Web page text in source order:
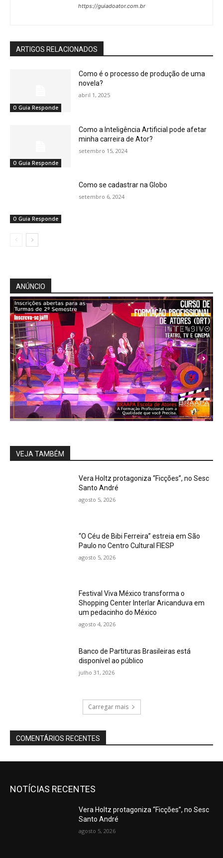
https://guiadoator.com.br
ARTIGOS RELACIONADOS
O Guia Responde
Como é o processo de produção de uma
novela?
abril 1, 2025
O Guia Responde
Como a Inteligência Artificial pode afetar
minha carreira de Ator?
setembro 15, 2024
O Guia Responde
Como se cadastrar na Globo
setembro 6, 2024
ANÚNCIO
VEJA TAMBÉM
Vera Holtz protagoniza “Ficções”, no Sesc
Santo André
agosto 5, 2026
“O Céu de Bibi Ferreira” estreia em São
Paulo no Centro Cultural FIESP
agosto 5, 2026
Festival Viva México transforma o
Shopping Center Interlar Aricanduva em
um pedacinho do México
agosto 4, 2026
Banco de Partituras Brasileiras está
disponível ao público
julho 31, 2026
Carregar mais
COMENTÁRIOS RECENTES
NOTÍCIAS RECENTES
Vera Holtz protagoniza “Ficções”, no Sesc
Santo André
agosto 5, 2026